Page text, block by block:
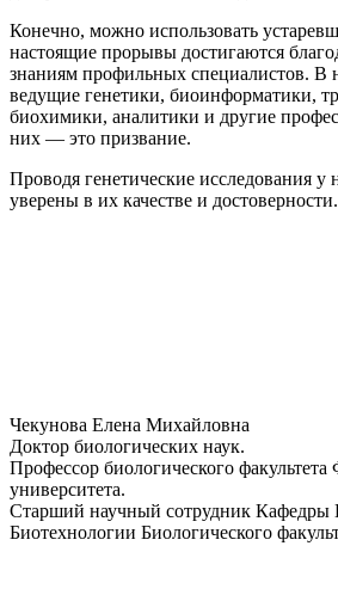
Конечно, можно использовать
настоящие прорывы достигаются
знаниям профильных специалистов.
ведущие генетики, биоинформатики,
биохимики, аналитики и другие
них — это призвание.
Проводя генетические исследования
уверены в их качестве и достоверности.
Чекунова Елена Михайловна
Доктор биологических наук.
Профессор биологического факультета
университета.
Старший научный сотрудник Кафедры
Биотехнологии Биологического